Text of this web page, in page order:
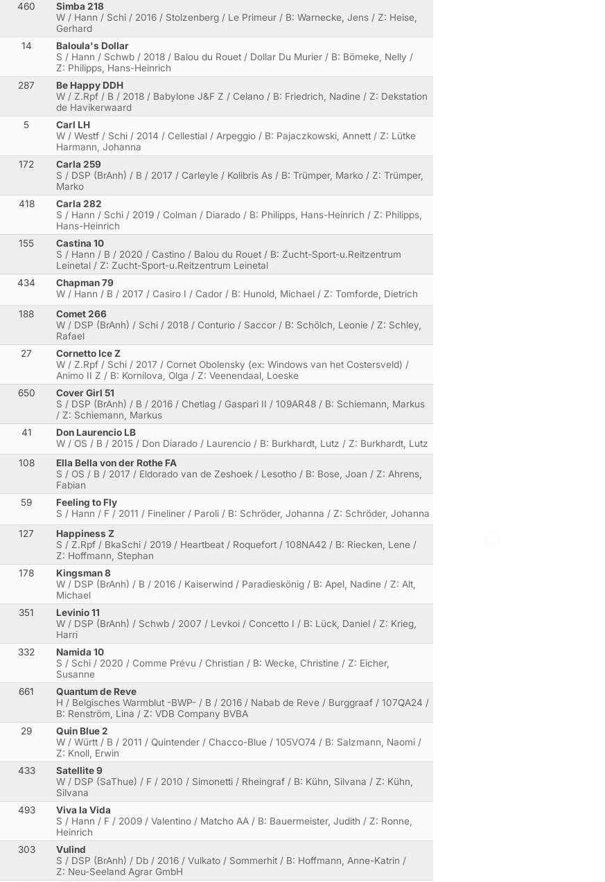
460
Simba 218
W / Hann / Schi / 2016 / Stolzenberg / Le Primeur / B: Warnecke, Jens / Z: Heise,
Gerhard
14
Baloula's Dollar
S / Hann / Schwb / 2018 / Balou du Rouet / Dollar Du Murier / B: Bömeke, Nelly /
Z: Philipps, Hans-Heinrich
287
Be Happy DDH
W / Z.Rpf / B / 2018 / Babylone J&F Z / Celano / B: Friedrich, Nadine / Z: Dekstation
de Havikerwaard
5
Carl LH
W / Westf / Schi / 2014 / Cellestial / Arpeggio / B: Pajaczkowski, Annett / Z: Lütke
Harmann, Johanna
172
Carla 259
S / DSP (BrAnh) / B / 2017 / Carleyle / Kolibris As / B: Trümper, Marko / Z: Trümper,
Marko
418
Carla 282
S / Hann / Schi / 2019 / Colman / Diarado / B: Philipps, Hans-Heinrich / Z: Philipps,
Hans-Heinrich
155
Castina 10
S / Hann / B / 2020 / Castino / Balou du Rouet / B: Zucht-Sport-u.Reitzentrum
Leinetal / Z: Zucht-Sport-u.Reitzentrum Leinetal
434
Chapman 79
W / Hann / B / 2017 / Casiro I / Cador / B: Hunold, Michael / Z: Tomforde, Dietrich
188
Comet 266
W / DSP (BrAnh) / Schi / 2018 / Conturio / Saccor / B: Schölch, Leonie / Z: Schley,
Rafael
27
Cornetto Ice Z
W / Z.Rpf / Schi / 2017 / Cornet Obolensky (ex: Windows van het Costersveld) /
Animo II Z / B: Kornilova, Olga / Z: Veenendaal, Loeske
650
Cover Girl 51
S / DSP (BrAnh) / B / 2016 / Chetlag / Gaspari II / 109AR48 / B: Schiemann, Markus
/ Z: Schiemann, Markus
41
Don Laurencio LB
W / OS / B / 2015 / Don Diarado / Laurencio / B: Burkhardt, Lutz / Z: Burkhardt, Lutz
108
Ella Bella von der Rothe FA
S / OS / B / 2017 / Eldorado van de Zeshoek / Lesotho / B: Bose, Joan / Z: Ahrens,
Fabian
59
Feeling to Fly
S / Hann / F / 2011 / Fineliner / Paroli / B: Schröder, Johanna / Z: Schröder, Johanna
127
Happiness Z
S / Z.Rpf / BkaSchi / 2019 / Heartbeat / Roquefort / 108NA42 / B: Riecken, Lene /
Z: Hoffmann, Stephan
178
Kingsman 8
W / DSP (BrAnh) / B / 2016 / Kaiserwind / Paradieskönig / B: Apel, Nadine / Z: Alt,
Michael
351
Levinio 11
W / DSP (BrAnh) / Schwb / 2007 / Levkoi / Concetto I / B: Lück, Daniel / Z: Krieg,
Harri
332
Namida 10
S / Schi / 2020 / Comme Prévu / Christian / B: Wecke, Christine / Z: Eicher,
Susanne
661
Quantum de Reve
H / Belgisches Warmblut -BWP- / B / 2016 / Nabab de Reve / Burggraaf / 107QA24 /
B: Renström, Lina / Z: VDB Company BVBA
29
Quin Blue 2
W / Württ / B / 2011 / Quintender / Chacco-Blue / 105VO74 / B: Salzmann, Naomi /
Z: Knoll, Erwin
433
Satellite 9
W / DSP (SaThue) / F / 2010 / Simonetti / Rheingraf / B: Kühn, Silvana / Z: Kühn,
Silvana
493
Viva la Vida
S / Hann / F / 2009 / Valentino / Matcho AA / B: Bauermeister, Judith / Z: Ronne,
Heinrich
303
Vulind
S / DSP (BrAnh) / Db / 2016 / Vulkato / Sommerhit / B: Hoffmann, Anne-Katrin /
Z: Neu-Seeland Agrar GmbH